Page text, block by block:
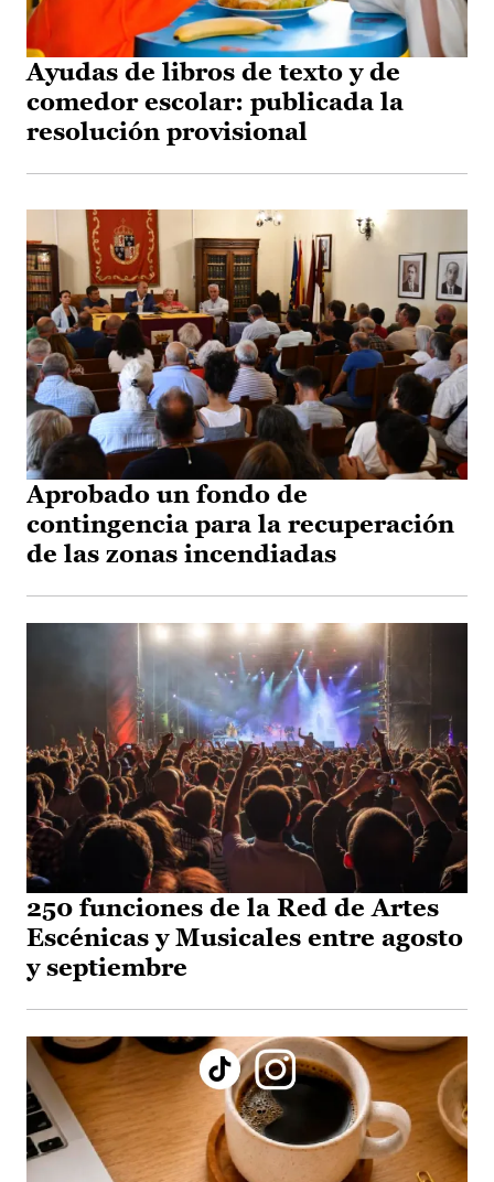
Ayudas de libros de texto y de
comedor escolar: publicada la
resolución provisional
Aprobado un fondo de
contingencia para la recuperación
de las zonas incendiadas
250 funciones de la Red de Artes
Escénicas y Musicales entre agosto
y septiembre